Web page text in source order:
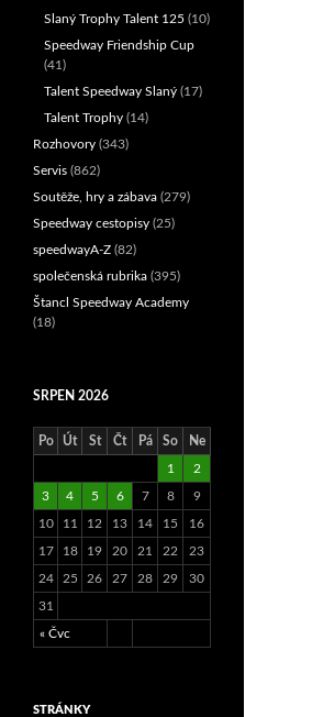
Slaný Trophy Talent 125 (10)
Speedway Friendship Cup
(41)
Talent Speedway Slaný (17)
Talent Trophy (14)
Rozhovory (343)
Servis (862)
Soutěže, hry a zábava (279)
Speedway cestopisy (25)
speedwayA-Z (82)
společenská rubrika (395)
Štancl Speedway Academy
(18)
SRPEN 2026
Po Út St Čt Pá So Ne
« Čvc
1 2
3 4 5 6 7 8 9
10 11 12 13 14 15 16
17 18 19 20 21 22 23
24 25 26 27 28 29 30
31
STRÁNKY